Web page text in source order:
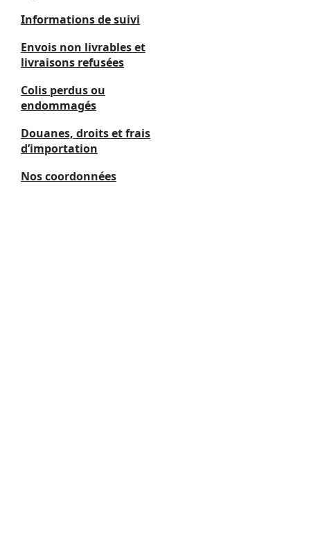
Informations de suivi
Envois non livrables et
livraisons refusées
Colis perdus ou
endommagés
Douanes, droits et frais
d’importation
Nos coordonnées